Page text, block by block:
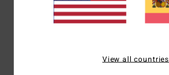
Etiqueta en el lateral
View all countries